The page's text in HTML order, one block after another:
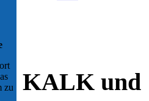
zu
KALK und